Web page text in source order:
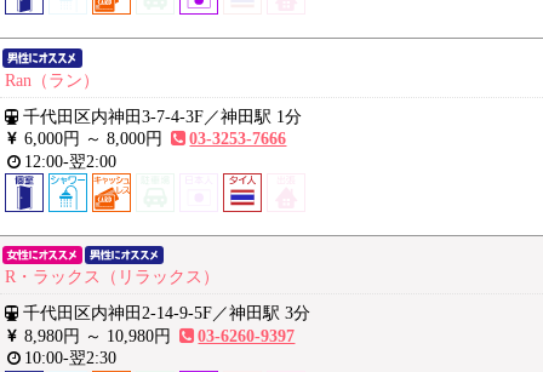
Ran（ラン）
千代田区内神田3-7-4-3F／神田駅 1分
6,000円 ～8,000円
03-3253-7666
12:00-翌2:00
R・ラックス（リラックス）
千代田区内神田2-14-9-5F／神田駅 3分
8,980円 ～ 10,980円
03-6260-9397
10:00-翌2:30